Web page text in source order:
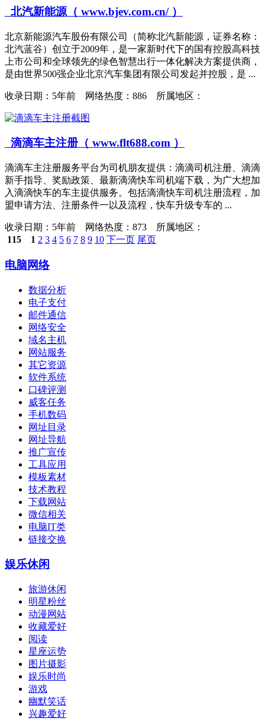
北汽新能源（ www.bjev.com.cn/ ）
北京新能源汽车股份有限公司（简称北汽新能源，证券名称：
北汽蓝谷）创立于2009年，是一家新时代下的国有控股高科技
上市公司和全球领先的绿色智慧出行一体化解决方案提供商，
是由世界500强企业北京汽车集团有限公司发起并控股，是 ...
收录日期： 5年前 网络热度：886 所属地区：
滴滴车主注册（ www.flt688.com ）
滴滴车主注册服务平台为司机朋友提供：滴滴司机注册、滴滴
新手指导、奖励政策、最新滴滴快车司机端下载，为广大想加
入滴滴快车的车主提供服务。包括滴滴快车司机注册流程，加
盟申请方法、注册条件一以及流程，快车升级专车的 ...
收录日期： 5年前 网络热度：873 所属地区：
115
1 2 3 4 5 6 7 8 9 10 下一页 尾页
电脑网络
数据分析
电子支付
邮件通信
网络安全
域名主机
网站服务
其它资源
软件系统
口碑评测
威客任务
手机数码
网址目录
网址导航
推广宣传
工具应用
模板素材
技术教程
下载网站
微信相关
电脑IT类
链接交换
娱乐休闲
旅游休闲
明星粉丝
动漫网站
收藏爱好
阅读
星座运势
图片摄影
娱乐时尚
游戏
幽默笑话
兴趣爱好